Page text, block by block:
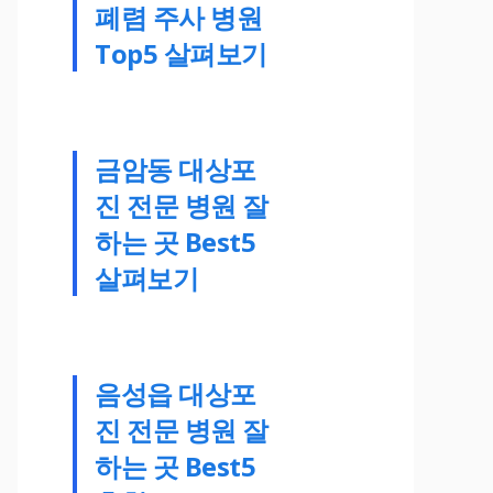
폐렴 주사 병원
Top5 살펴보기
금암동 대상포
진 전문 병원 잘
하는 곳 Best5
살펴보기
음성읍 대상포
진 전문 병원 잘
하는 곳 Best5